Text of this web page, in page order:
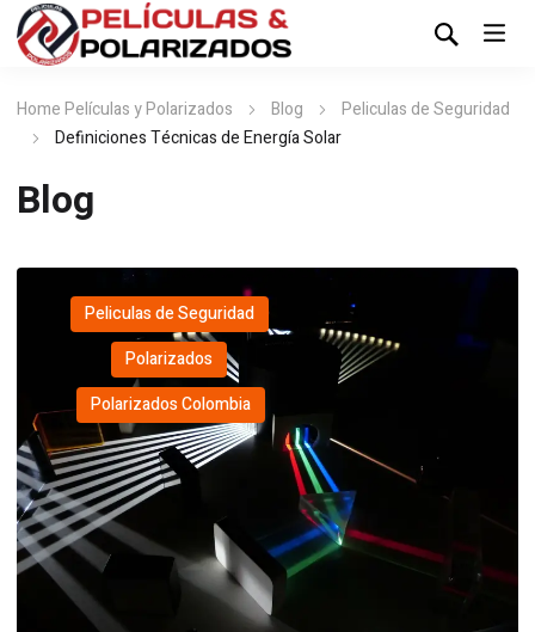
Home Películas y Polarizados Blog
Peliculas de Seguridad
Definiciones Técnicas de Energía Solar
Blog
Peliculas de Seguridad ,
Polarizados ,
Polarizados Colombia